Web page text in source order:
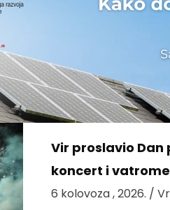
Vir proslavio
koncert i
6 kolovoza , 2026. /